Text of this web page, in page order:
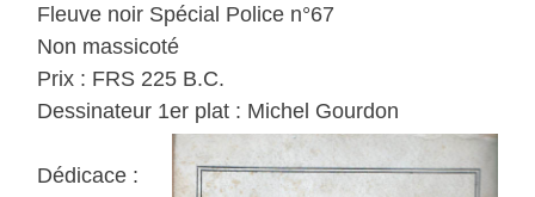
Fleuve noir Spécial Police n°67
Non massicoté
Prix : FRS 225 B.C.
Dessinateur 1er plat : Michel Gourdon
Dédicace :